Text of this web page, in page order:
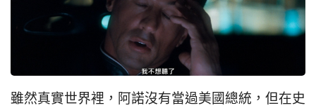
雖然真實世界裡，阿諾沒有當過美國總統，但在史